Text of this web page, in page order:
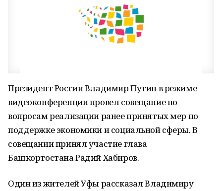
Президент России Владимир Путин в режиме
видеоконференции провел совещание по
вопросам реализации ранее принятых мер по
поддержке экономики и социальной сферы. В
совещании принял участие глава
Башкортостана Радий Хабиров.
Один из жителей Уфы рассказал Владимиру